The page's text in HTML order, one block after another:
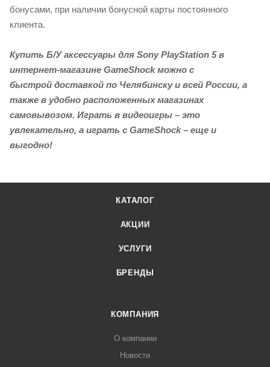
бонусами, при наличии бонусной карты постоянного
клиента.
Купить Б/У аксессуары для Sony PlayStation 5 в
интернет-магазине GameShock можно с
быстрой доставкой по Челябинску и всей России, а
также в удобно расположенных магазинах
самовывозом. Играть в видеоигры – это
увлекательно, а играть с GameShock – еще и
выгодно!
КАТАЛОГ
АКЦИИ
УСЛУГИ
БРЕНДЫ
КОМПАНИЯ
О компании
Новости